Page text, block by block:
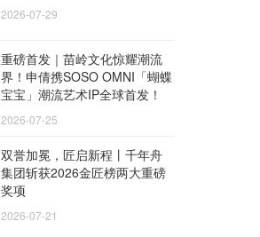
2026-07-29
重磅首发｜苗岭文化惊耀潮流
界！申倩携SOSO OMNI「蝴蝶
宝宝」潮流艺术IP全球首发！
2026-07-25
双誉加冕，匠启新程丨千年舟
集团斩获2026金匠榜两大重磅
奖项
2026-07-21